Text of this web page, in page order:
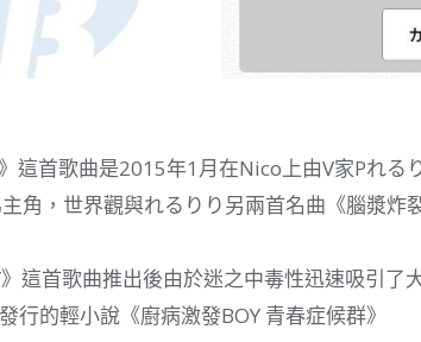
這首歌曲是2015年1月在Nico上由V家Pれる
角，世界觀與れるりり另兩首名曲《腦漿炸
》這首歌曲推出後由於迷之中毒性迅速吸引了
行的輕小說《廚病激發BOY 青春症候群》